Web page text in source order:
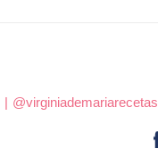
| @virginiademariarecetas